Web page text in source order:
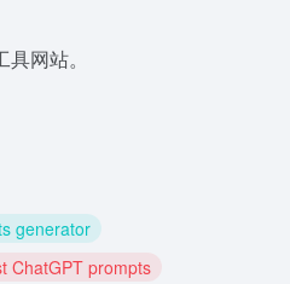
网站。
generator
ChatGPT prompts